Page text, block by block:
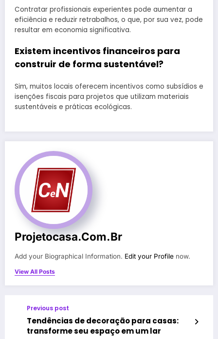
Contratar profissionais experientes pode aumentar a
eficiência e reduzir retrabalhos, o que, por sua vez, pode
resultar em economia significativa.
Existem incentivos financeiros para
construir de forma sustentável?
Sim, muitos locais oferecem incentivos como subsídios e
isenções fiscais para projetos que utilizam materiais
sustentáveis e práticas ecológicas.
Projetocasa.com.br
Add your Biographical Information. Edit your Profile now.
View All Posts
Previous post
Tendências de decoração para casas:
transforme seu espaço em um lar